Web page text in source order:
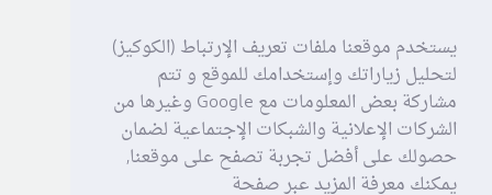
يستخدم موقعنا ملفات تعريف الإرتباط (الكوكيز)
لتحليل زياراتك وإستخدامك للموقع و تتم
مشاركة بعض المعلومات مع Google وغيرها من
الشركات الإعلانية والشبكات الإجتماعية لضمان
حصولك على أفضل تجربة تصفح على موقعنا,
يمكنك معرفة المزيد عبر صفحة